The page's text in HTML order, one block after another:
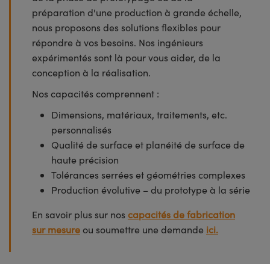
préparation d'une production à grande échelle,
nous proposons des solutions flexibles pour
répondre à vos besoins. Nos ingénieurs
expérimentés sont là pour vous aider, de la
conception à la réalisation.
Nos capacités comprennent :
Dimensions, matériaux, traitements, etc.
personnalisés
Qualité de surface et planéité de surface de
haute précision
Tolérances serrées et géométries complexes
Production évolutive – du prototype à la série
En savoir plus sur nos capacités de fabrication
sur mesure ou soumettre une demande ici.